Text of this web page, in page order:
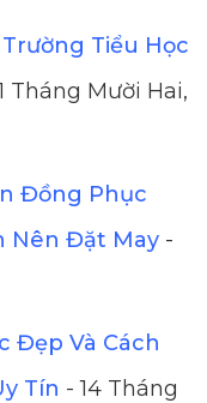
Tiểu Học
Tháng Mười Hai,
Đồng Phục
Nên Đặt May -
Đẹp Và Cách
Tín - 14 Tháng